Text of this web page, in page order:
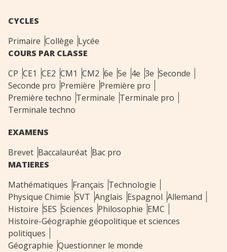
CYCLES
Primaire Collège Lycée
COURS PAR CLASSE
CP CE1 CE2 CM1 CM2 6e 5e 4e 3e Seconde
Seconde pro Première Première pro
Première techno Terminale Terminale pro
Terminale techno
EXAMENS
Brevet Baccalauréat Bac pro
MATIERES
Mathématiques Français Technologie
Physique Chimie SVT Anglais Espagnol Allemand
Histoire SES Sciences Philosophie EMC
Histoire-Géographie géopolitique et sciences
politiques
Géographie Questionner le monde